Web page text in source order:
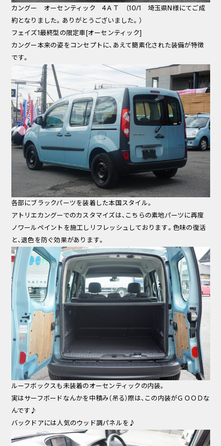
カングー オーセンティック 4ＡＴ （10/1 埼玉県N様にてご成
約となりました。ありがとうございました。）
フェイズ1最終型の限定車[オーセンティック]
カングー本来の姿をコンセプトに、あえて簡素化された装備が特徴
です。
各部にブラックパーツを装着した本国スタイル。
アトリエカングーでのカスタマイズは、こちらの素地パーツに再度
ノワールペイントを施工しリフレッシュしております。色味の復活
と、退色を防ぐ効果があります。
ルーフボックスも未装着のオーセンティックの内装。
実はサーフボードなんかを中積み（吊る）際は、この内装がＧＯＯＤな
んです♪
バックドアには人気のウッド調パネルを♪